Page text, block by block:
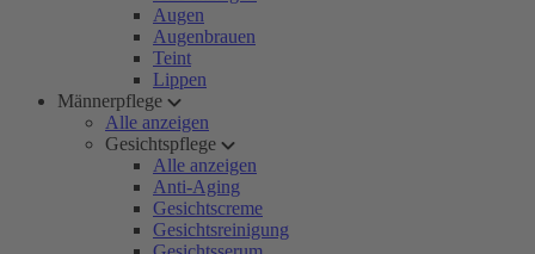
Augen
Augenbrauen
Teint
Lippen
Männerpflege
Alle anzeigen
Gesichtspflege
Alle anzeigen
Anti-Aging
Gesichtscreme
Gesichtsreinigung